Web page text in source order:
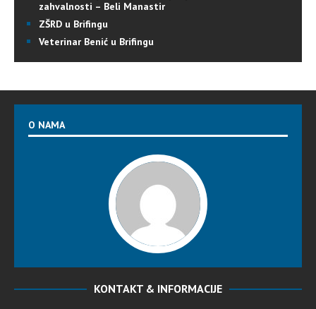
zahvalnosti – Beli Manastir
ZŠRD u Brifingu
Veterinar Benić u Brifingu
O NAMA
KONTAKT & INFORMACIJE